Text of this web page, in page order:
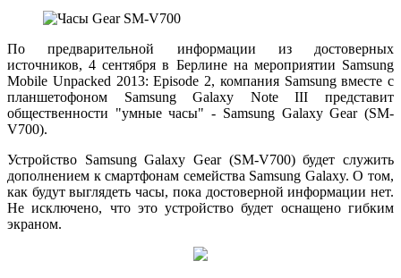
По предварительной информации из достоверных
источников, 4 сентября в Берлине на мероприятии Samsung
Mobile Unpacked 2013: Episode 2, компания Samsung вместе с
планшетофоном Samsung Galaxy Note III представит
общественности "умные часы" - Samsung Galaxy Gear (SM-
V700).
Устройство Samsung Galaxy Gear (SM-V700) будет служить
дополнением к смартфонам семейства Samsung Galaxy. О том,
как будут выглядеть часы, пока достоверной информации нет.
Не исключено, что это устройство будет оснащено гибким
экраном.